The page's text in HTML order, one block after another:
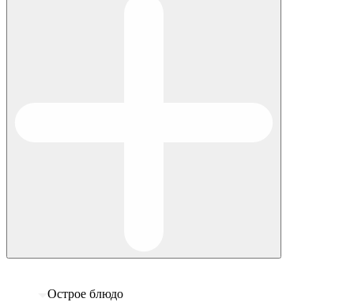
Острое блюдо